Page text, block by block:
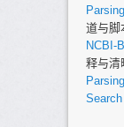
道与脚
NCBI-
释与清